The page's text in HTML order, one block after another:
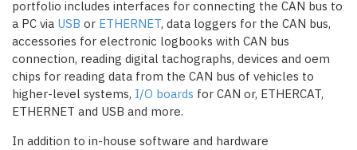
portfolio includes interfaces for connecting the CAN bus to
a PC via USB or ETHERNET, data loggers for the CAN bus,
accessories for electronic logbooks with CAN bus
connection, reading digital tachographs, devices and oem
chips for reading data from the CAN bus of vehicles to
higher-level systems, I/O boards for CAN or, ETHERCAT,
ETHERNET and USB and more.
In addition to in-house software and hardware